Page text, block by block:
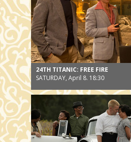
24TH TITANIC: FREE FIRE
SATURDAY, April 8. 18:30